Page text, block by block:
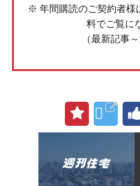
※ 年間購読のご契約者様
料でご覧に
（最新記事